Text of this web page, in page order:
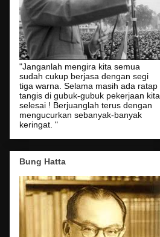
"Janganlah mengira kita semua
sudah cukup berjasa dengan segi
tiga warna. Selama masih ada ratap
tangis di gubuk-gubuk pekerjaan kita
selesai ! Berjuanglah terus dengan
mengucurkan sebanyak-banyak
keringat. "
Bung Hatta